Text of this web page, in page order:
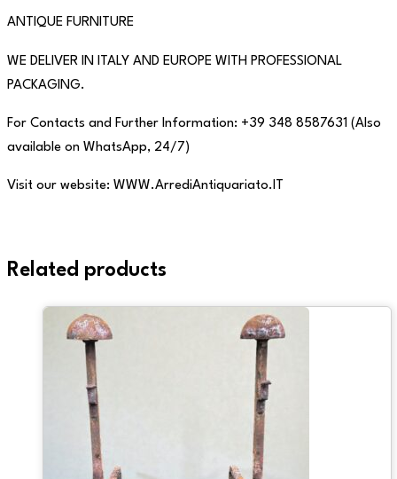
ANTIQUE FURNITURE
WE DELIVER IN ITALY AND EUROPE WITH PROFESSIONAL
PACKAGING.
For Contacts and Further Information: +39 348 8587631 (Also
available on WhatsApp, 24/7)
Visit our website: WWW.ArrediAntiquariato.IT
Related products